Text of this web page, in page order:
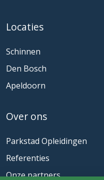
Locaties
Schinnen
Den Bosch
Apeldoorn
Over ons
Parkstad Opleidingen
Referenties
Onze partners